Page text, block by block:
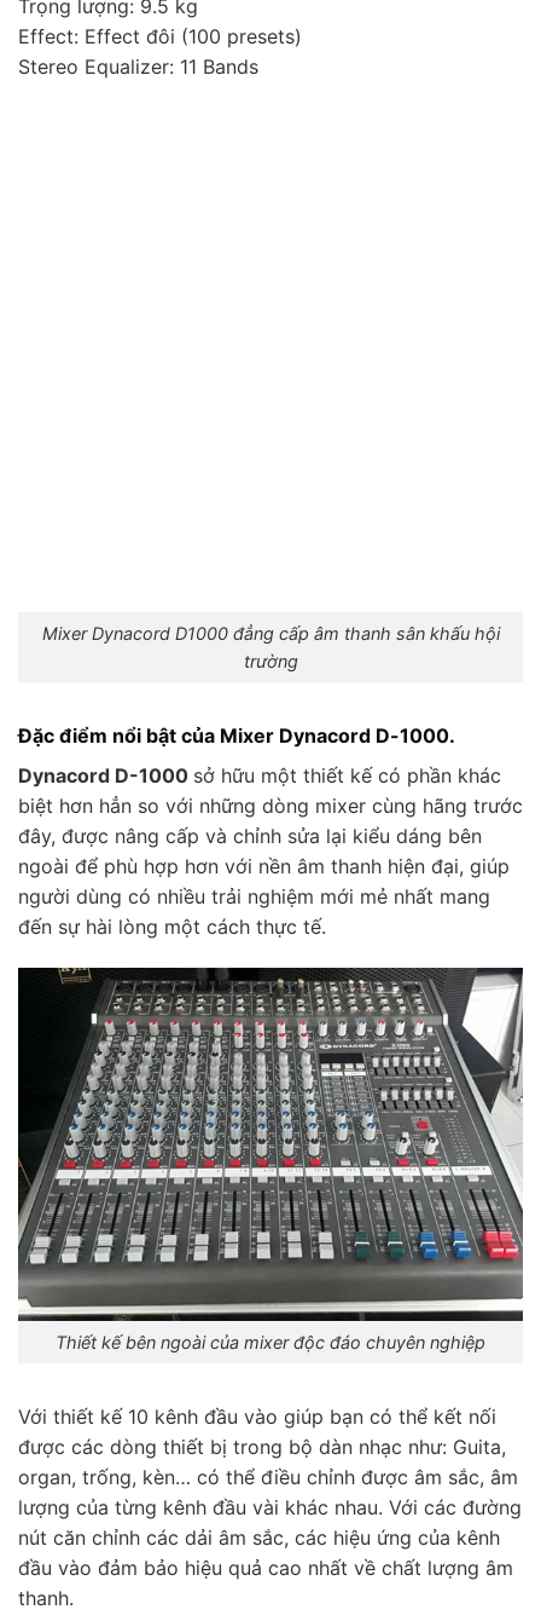
Trọng lượng: 9.5 kg
Effect: Effect đôi (100 presets)
Stereo Equalizer: 11 Bands
Mixer Dynacord D1000 đẳng cấp âm thanh sân khấu hội
trường
Đặc điểm nổi bật của Mixer Dynacord D-1000.
Dynacord D-1000 sở hữu một thiết kế có phần khác
biệt hơn hẳn so với những dòng mixer cùng hãng trước
đây, được nâng cấp và chỉnh sửa lại kiểu dáng bên
ngoài để phù hợp hơn với nền âm thanh hiện đại, giúp
người dùng có nhiều trải nghiệm mới mẻ nhất mang
đến sự hài lòng một cách thực tế.
Thiết kế bên ngoài của mixer độc đáo chuyên nghiệp
Với thiết kế 10 kênh đầu vào giúp bạn có thể kết nối
được các dòng thiết bị trong bộ dàn nhạc như: Guita,
organ, trống, kèn… có thể điều chỉnh được âm sắc, âm
lượng của từng kênh đầu vài khác nhau. Với các đường
nút căn chỉnh các dải âm sắc, các hiệu ứng của kênh
đầu vào đảm bảo hiệu quả cao nhất về chất lượng âm
thanh.